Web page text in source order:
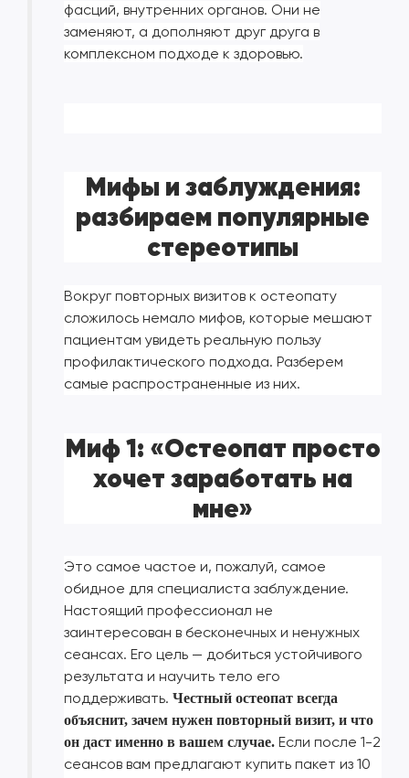
фасций, внутренних органов. Они не
заменяют, а дополняют друг друга в
комплексном подходе к здоровью.
Мифы и заблуждения:
разбираем популярные
стереотипы
Вокруг повторных визитов к остеопату
сложилось немало мифов, которые мешают
пациентам увидеть реальную пользу
профилактического подхода. Разберем
самые распространенные из них.
Миф 1: «Остеопат просто
хочет заработать на
мне»
Это самое частое и, пожалуй, самое
обидное для специалиста заблуждение.
Настоящий профессионал не
заинтересован в бесконечных и ненужных
сеансах. Его цель — добиться устойчивого
результата и научить тело его
поддерживать. Честный остеопат всегда
объяснит, зачем нужен повторный визит, и что
он даст именно в вашем случае. Если после 1-2
сеансов вам предлагают купить пакет из 10